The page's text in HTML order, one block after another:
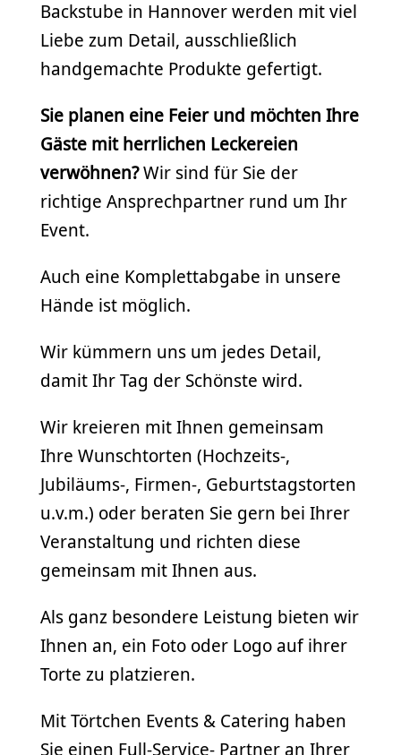
Backstube in Hannover werden mit viel
Liebe zum Detail, ausschließlich
handgemachte Produkte gefertigt.
Sie planen eine Feier und möchten Ihre
Gäste mit herrlichen Leckereien
verwöhnen?Wir sind für Sie der
richtige Ansprechpartner rund um Ihr
Event.
Auch eine Komplettabgabe in unsere
Hände ist möglich.
Wir kümmern uns um jedes Detail,
damit Ihr Tag der Schönste wird.
Wir kreieren mit Ihnen gemeinsam
Ihre Wunschtorten (Hochzeits-,
Jubiläums-, Firmen-, Geburtstagstorten
u.v.m.) oder beraten Sie gern bei Ihrer
Veranstaltung und richten diese
gemeinsam mit Ihnen aus.
Als ganz besondere Leistung bieten wir
Ihnen an, ein Foto oder Logo auf ihrer
Torte zu platzieren.
Mit Törtchen Events & Catering haben
Sie einen Full-Service- Partner an Ihrer